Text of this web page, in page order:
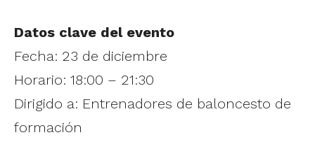
Datos clave del evento
Fecha: 23 de diciembre
Horario: 18:00 – 21:30
Dirigido a: Entrenadores de baloncesto de
formación